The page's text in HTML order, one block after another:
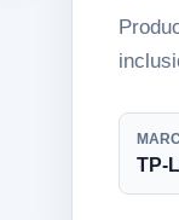
TP-